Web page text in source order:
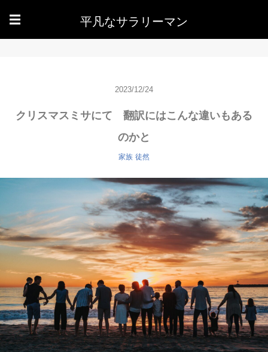
☰ 平凡なサラリーマン
2023/12/24
クリスマスミサにて 翻訳にはこんな違いもある
のかと
家族 徒然